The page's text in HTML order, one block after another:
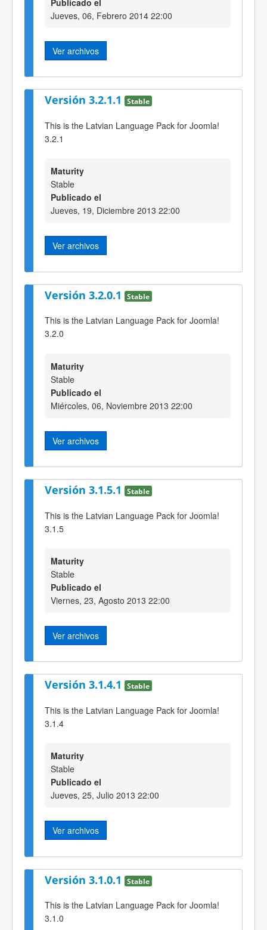
Jueves, 06, Febrero 2014 22:00
Ver archivos
Versión 3.2.1.1 Stable
This is the Latvian Language Pack for Joomla!
3.2.1
Maturity
Stable
Publicado el
Jueves, 19, Diciembre 2013 22:00
Ver archivos
Versión 3.2.0.1 Stable
This is the Latvian Language Pack for Joomla!
3.2.0
Maturity
Stable
Publicado el
Miércoles, 06, Noviembre 2013 22:00
Ver archivos
Versión 3.1.5.1 Stable
This is the Latvian Language Pack for Joomla!
3.1.5
Maturity
Stable
Publicado el
Viernes, 23, Agosto 2013 22:00
Ver archivos
Versión 3.1.4.1 Stable
This is the Latvian Language Pack for Joomla!
3.1.4
Maturity
Stable
Publicado el
Jueves, 25, Julio 2013 22:00
Ver archivos
Versión 3.1.0.1 Stable
This is the Latvian Language Pack for Joomla!
3.1.0